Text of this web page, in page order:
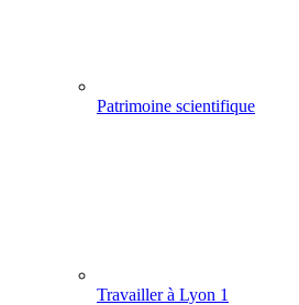
Patrimoine scientifique
Travailler à Lyon 1